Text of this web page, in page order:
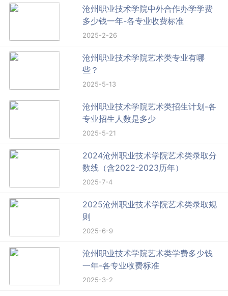
沧州职业技术学院中外合作办学学费
多少钱一年-各专业收费标准
2025-2-26
沧州职业技术学院艺术类专业有哪
些？
2025-5-13
沧州职业技术学院艺术类招生计划-各
专业招生人数是多少
2025-5-21
2024沧州职业技术学院艺术类录取分
数线（含2022-2023历年）
2025-7-4
2025沧州职业技术学院艺术类录取规
则
2025-6-9
沧州职业技术学院艺术类学费多少钱
一年-各专业收费标准
2025-3-2